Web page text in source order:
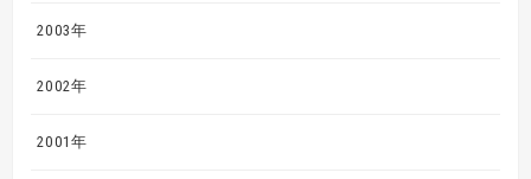
2003年
2002年
2001年